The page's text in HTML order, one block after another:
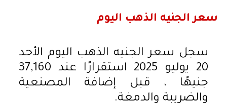
سعر الجنيه الذهب اليوم
سجل سعر الجنيه الذهب اليوم الأحد
20 يوليو 2025 استقرارًا عند 37,160
جنيهًا ، قبل إضافة المصنعية
والضريبة والدمغة.